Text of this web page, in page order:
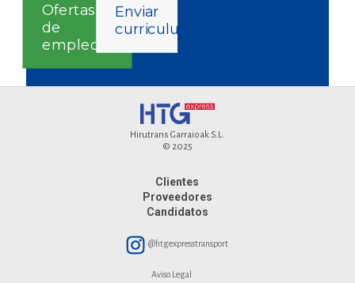
Ofertas
de
empleo
Enviar
curriculum
Hirutrans Garraioak S.L.
© 2025
Clientes
Proveedores
Candidatos
@htgexpresstransport
Aviso Legal